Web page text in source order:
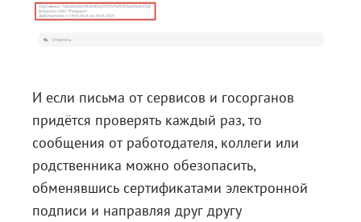
И если письма от сервисов и госорганов
придётся проверять каждый раз, то
сообщения от работодателя, коллеги или
родственника можно обезопасить,
обменявшись сертификатами электронной
подписи и направляя друг другу